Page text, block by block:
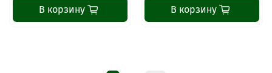
В корзину В корзину